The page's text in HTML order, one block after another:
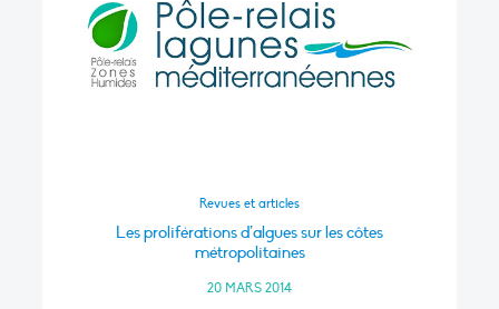
Revues et articles
Les proliférations d’algues sur les côtes
métropolitaines
20 MARS 2014